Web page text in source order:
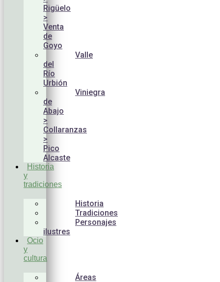
Rigüelo
>
Venta
de
Goyo
Valle
del
Río
Urbión
Viniegra
de
Abajo
>
Collaranzas
>
Pico
Alcaste
Historia
y
tradiciones
Historia
Tradiciones
Personajes
ilustres
Ocio
y
cultura
Áreas